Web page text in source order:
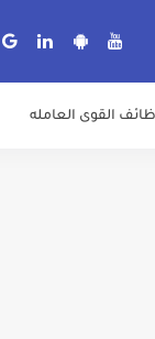
القوى العامله